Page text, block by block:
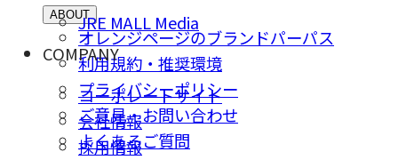
JRE MALL Media
ABOUT
オレンジページのブランドパーパス
利用規約・推奨環境
プライバシーポリシー
ご意⾒・お問い合わせ
よくあるご質問
COMPANY
コーポレートサイト
会社情報
採⽤情報